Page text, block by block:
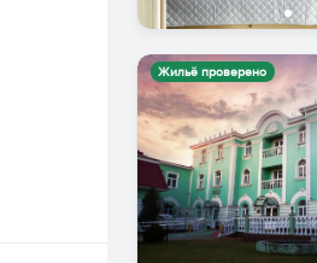
Жильё проверено